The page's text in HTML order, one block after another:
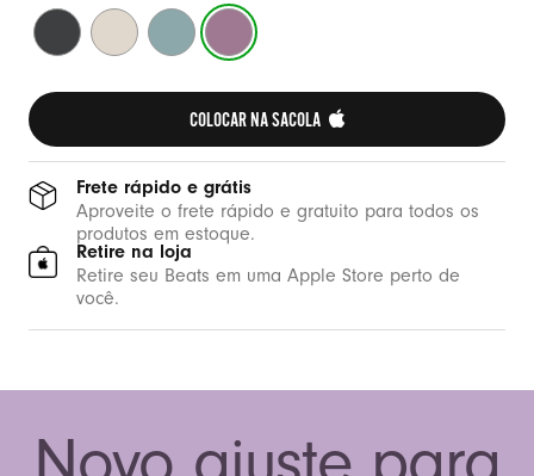
Preto
meia-
Cascalho
da
Azul-
onda
Roxo
pôr
COLOCAR NA SACOLA
Frete rápido e grátis
Aproveite o frete rápido e gratuito para todos os
produtos em estoque.
Retire na loja
Retire seu Beats em uma Apple Store perto de
você.